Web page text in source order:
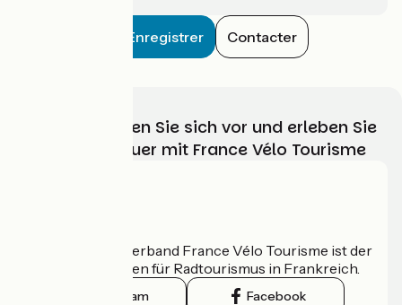
Enregistrer Contacter
Wählen, bereiten Sie sich vor und erleben Sie
Ihr Radabenteuer mit France Vélo Tourisme
Der nationale Verband France Vélo Tourisme ist der
offizielle Leitfaden für Radtourismus in Frankreich.
Instagram Facebook